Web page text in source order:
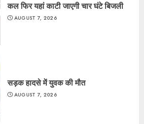
कल फिर यहां काटी जाएगी चार घंटे बिजली
AUGUST 7, 2026
सड़क हादसे में युवक की मौत
AUGUST 7, 2026